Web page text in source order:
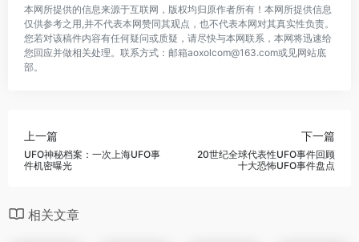
本网所提供的信息来源于互联网，版权均归原作者所有！本网所提供信息
仅供参考之用,并不代表本网赞同其观点，也不代表本网对其真实性负责。
您若对该稿件内容有任何疑问或质疑，请尽快与本网联系，本网将迅速给
您回应并做相关处理。联系方式：邮箱aoxolcom@163.com或见网站底
部。
上一篇
UFO神秘档案：一次上海UFO事
件机密曝光
下一篇
20世纪全球代表性UFO事件回顾
十大恐怖UFO事件盘点
相关文章